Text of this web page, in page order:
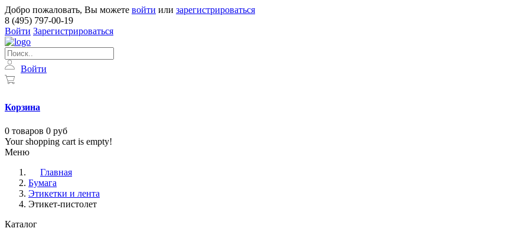
Добро пожаловать, Вы можете войти или зарегистрироваться
8 (495) 797-00-19
Войти Зарегистрироваться
Войти
Корзина
0 товаров 0 руб
Your shopping cart is empty!
Меню
Главная
Бумага
Этикетки и лента
Этикет-пистолет
Каталог